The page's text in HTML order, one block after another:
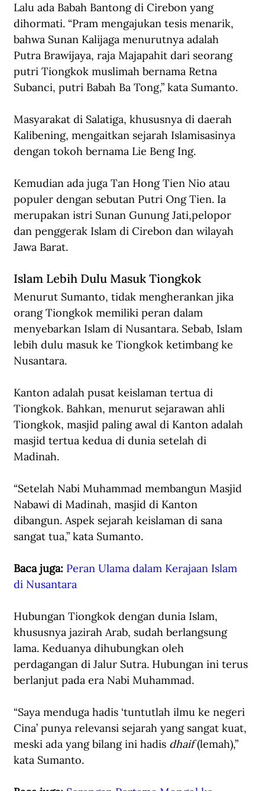
Lalu ada Babah Bantong di Cirebon yang
dihormati. “Pram mengajukan tesis menarik,
bahwa Sunan Kalijaga menurutnya adalah
Putra Brawijaya, raja Majapahit dari seorang
putri Tiongkok muslimah bernama Retna
Subanci, putri Babah Ba Tong,” kata Sumanto.
Masyarakat di Salatiga, khususnya di daerah
Kalibening, mengaitkan sejarah Islamisasinya
dengan tokoh bernama Lie Beng Ing.
Kemudian ada juga Tan Hong Tien Nio atau
populer dengan sebutan Putri Ong Tien. Ia
merupakan istri Sunan Gunung Jati,pelopor
dan penggerak Islam di Cirebon dan wilayah
Jawa Barat.
Islam Lebih Dulu Masuk Tiongkok
Menurut Sumanto, tidak mengherankan jika
orang Tiongkok memiliki peran dalam
menyebarkan Islam di Nusantara. Sebab, Islam
lebih dulu masuk ke Tiongkok ketimbang ke
Nusantara.
Kanton adalah pusat keislaman tertua di
Tiongkok. Bahkan, menurut sejarawan ahli
Tiongkok, masjid paling awal di Kanton adalah
masjid tertua kedua di dunia setelah di
Madinah.
“Setelah Nabi Muhammad membangun Masjid
Nabawi di Madinah, masjid di Kanton
dibangun. Aspek sejarah keislaman di sana
sangat tua,” kata Sumanto.
Baca juga: Peran Ulama dalam Kerajaan Islam
di Nusantara
Hubungan Tiongkok dengan dunia Islam,
khususnya jazirah Arab, sudah berlangsung
lama. Keduanya dihubungkan oleh
perdagangan di Jalur Sutra. Hubungan ini terus
berlanjut pada era Nabi Muhammad.
“Saya menduga hadis ‘tuntutlah ilmu ke negeri
Cina’ punya relevansi sejarah yang sangat kuat,
meski ada yang bilang ini hadis dhaif (lemah),”
kata Sumanto.